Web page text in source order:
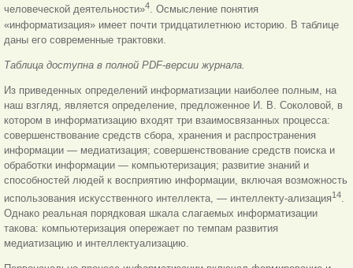
человеческой деятельности»4. Осмысление понятия
«информатизация» имеет почти тридцатилетнюю историю. В таблице
даны его современные трактовки.
Таблица доступна в полной PDF-версии журнала.
Из приведенных определений информатизации наиболее полным, на
наш взгляд, является определение, предложенное И. В. Соколовой, в
котором в информатизацию входят три взаимосвязанных процесса:
совершенствование средств сбора, хранения и распространения
информации — медиатизация; совершенствование средств поиска и
обработки информации — компьютеризация; развитие знаний и
способностей людей к восприятию информации, включая возможность
использования искусственного интеллекта, — интеллекту-ализация14.
Однако реальная порядковая шкала слагаемых информатизации
такова: компьютеризация опережает по темпам развития
медиатизацию и интеллектуализацию.